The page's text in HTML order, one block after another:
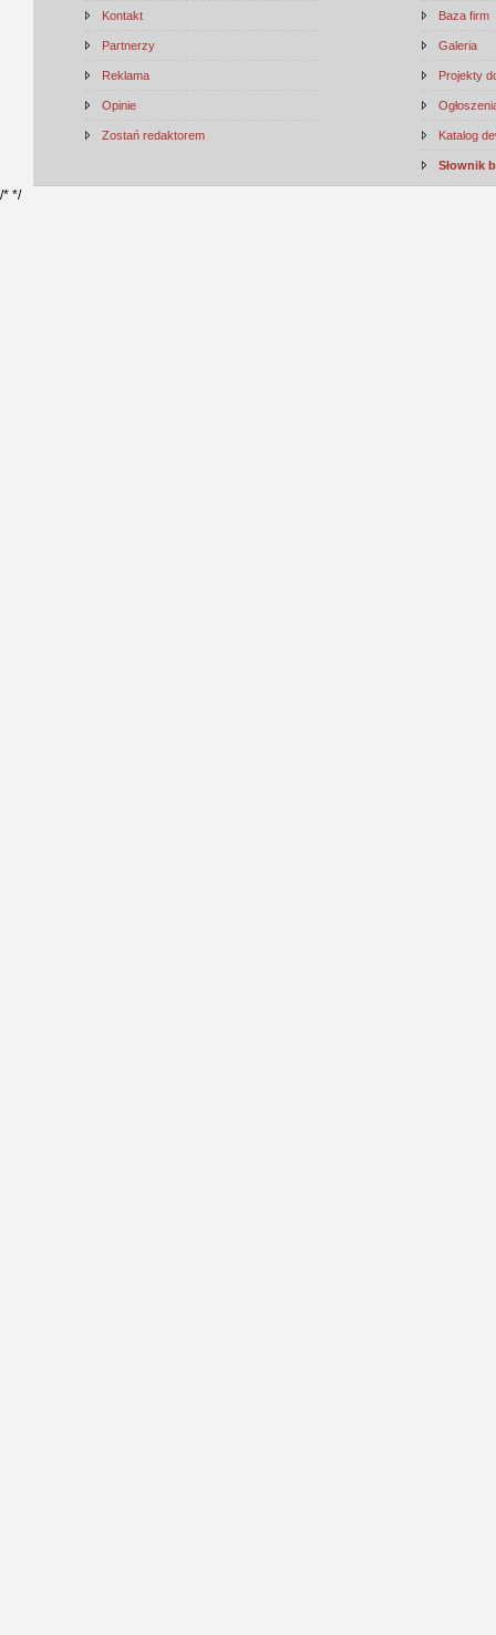
Kontakt
Partnerzy
Reklama
Opinie
Zostań redaktorem
Baza firm
Galeria
Projekty
Katalog
Słownik
/* */